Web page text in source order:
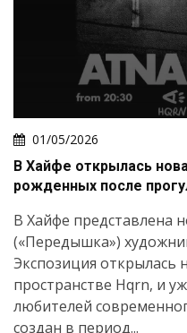
01/05/2026
В Хайфе открылась
рожденных после
В Хайфе представлена
(«Передышка»)
Экспозиция открылась
пространстве Hqrn, и
любителей
создан в период...